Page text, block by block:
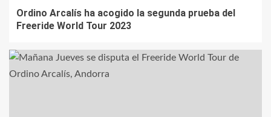
Ordino Arcalís ha acogido la segunda prueba del
Freeride World Tour 2023